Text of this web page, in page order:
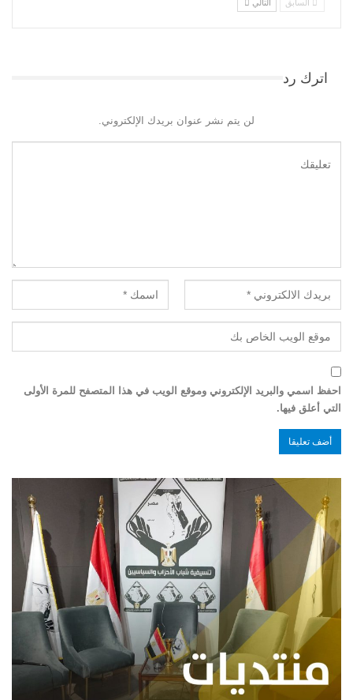
السابق التالي
اترك رد
لن يتم نشر عنوان بريدك الإلكتروني.
احفظ اسمي والبريد الإلكتروني وموقع الويب في هذا المتصفح للمرة الأولى
التي أعلق فيها.